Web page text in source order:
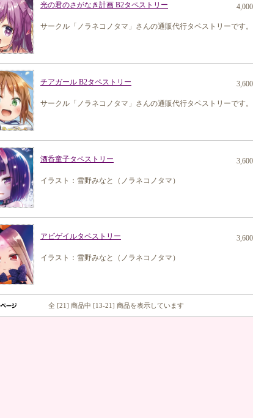
光の君のさがなき計画 B2タペストリー
サークル「ノラネコノタマ」さんの通販代行タペストリーです。
チアガール B2タペストリー
サークル「ノラネコノタマ」さんの通販代行タペストリーです。
酒呑童子タペストリー
イラスト：雪野みなと（ノラネコノタマ）
アビゲイルタペストリー
イラスト：雪野みなと（ノラネコノタマ）
全 [21] 商品中 [13-21] 商品を表示しています